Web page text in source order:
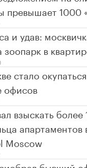
превышает 1000
и удав:
зоопарк в
стало
офисов
взыскать
апартаментов
Moscow